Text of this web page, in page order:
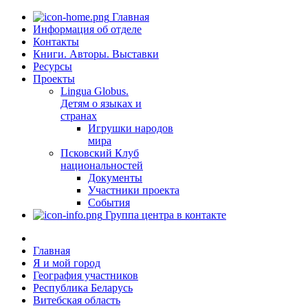
Главная
Информация об отделе
Контакты
Книги. Авторы. Выставки
Ресурсы
Проекты
Lingua Globus.
Детям о языках и
странах
Игрушки народов
мира
Псковский Клуб
национальностей
Документы
Участники проекта
События
Группа центра в контакте
Главная
Я и мой город
География участников
Республика Беларусь
Витебская область